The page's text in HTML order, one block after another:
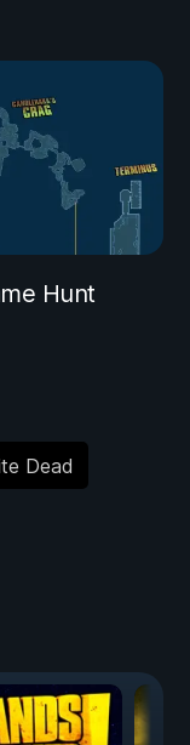
Hunt
Dead